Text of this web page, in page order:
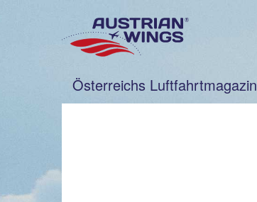
Österreichs Luftfahrtmagazin